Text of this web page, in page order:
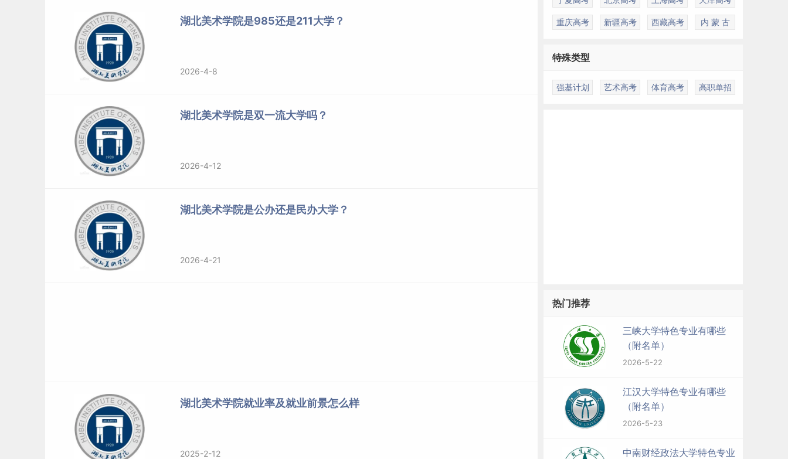
湖北美术学院是985还是211大学？
2026-4-8
湖北美术学院是双一流大学吗？
2026-4-12
湖北美术学院是公办还是民办大学？
2026-4-21
湖北美术学院就业率及就业前景怎么样
2025-2-12
重庆高考 新疆高考 西藏高考 内 蒙 古
特殊类型
强基计划 艺术高考 体育高考 高职单招
热门推荐
三峡大学特色专业有哪些
（附名单）
2026-5-22
江汉大学特色专业有哪些
（附名单）
2026-5-23
中南财经政法大学特色专业